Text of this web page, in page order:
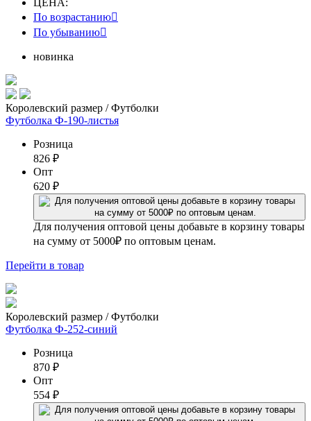
По возрастанию
По убыванию
новинка
Королевский размер / Футболки
Футболка Ф-190-листья
Розница
826 ₽
Опт
620 ₽
Для получения оптовой цены добавьте в корзину товары
на сумму от 5000₽ по оптовым ценам.
Перейти в товар
Королевский размер / Футболки
Футболка Ф-252-синий
Розница
870 ₽
Опт
554 ₽